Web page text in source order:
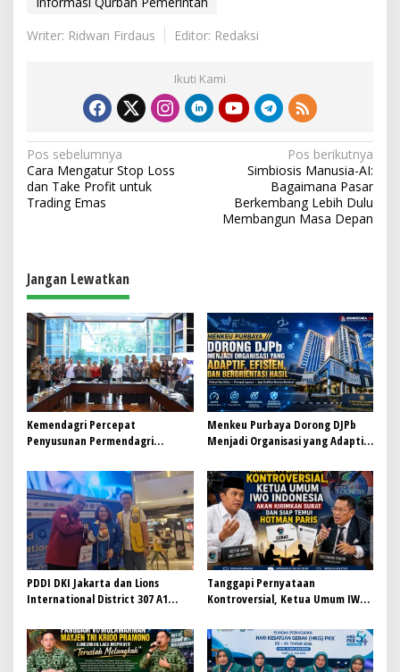
Writer: Ridwan Firdaus
Editor: Redaksi
Ikuti Kami
N
a
v
a
s
i
p
o
s
Pos sebelumnya
Cara Mengatur Stop Loss
dan Take Profit untuk
Trading Emas
Pos berikutnya
Simbiosis Manusia-AI:
Bagaimana Pasar
Berkembang Lebih Dulu
Membangun Masa Depan
Jangan Lewatkan
Kemendagri Percepat
Penyusunan Permendagri
Menkeu Purbaya Dorong DJPb
Menjadi Organisasi yang Adaptif,
PDDI DKI Jakarta dan Lions
International District 307 A1
Gerakan Donor Darah Modern
Tanggapi Pernyataan
Kontroversial, Ketua Umum IWO
Temui Hotman Paris: Jaga
Marwah Pers Lewat Dialog
Terbuka